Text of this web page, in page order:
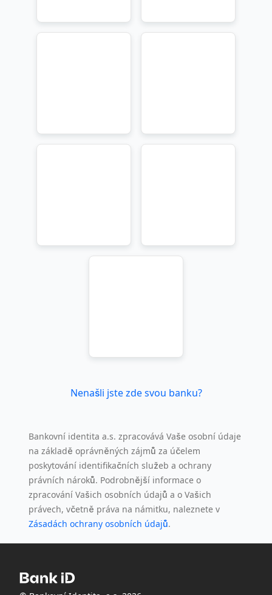
Nenašli jste zde svou banku?
Bankovní identita a.s. zpracovává Vaše osobní údaje
na základě oprávněných zájmů za účelem
poskytování identifikačních služeb a ochrany
právních nároků. Podrobnější informace o
zpracování Vašich osobních údajů a o Vašich
právech, včetně práva na námitku, naleznete v
Zásadách ochrany osobních údajů.